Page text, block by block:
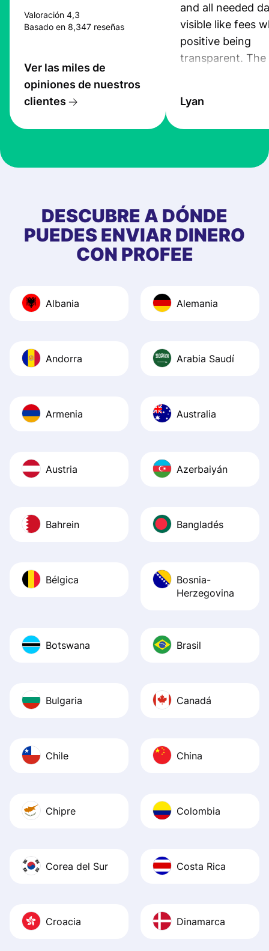
Valoración 4,3
Basado en 8,347 reseñas
Ver las miles de
opiniones de nuestros
clientes
and all needed
visible like fees
positive being
transparent. The
the exchange
at Profee is very
first started
app, and they
quick to provide
and helpful
Recommend it!
Lyan
DESCUBRE A DÓNDE
PUEDES ENVIAR DINERO
CON PROFEE
Albania Alemania
Andorra Arabia Saudí
Armenia Australia
Austria Azerbaiyán
Bahrein Bangladés
Bélgica
Bosnia-
Herzegovina
Botswana Brasil
Bulgaria Canadá
Chile China
Chipre Colombia
Corea del Sur Costa Rica
Croacia Dinamarca